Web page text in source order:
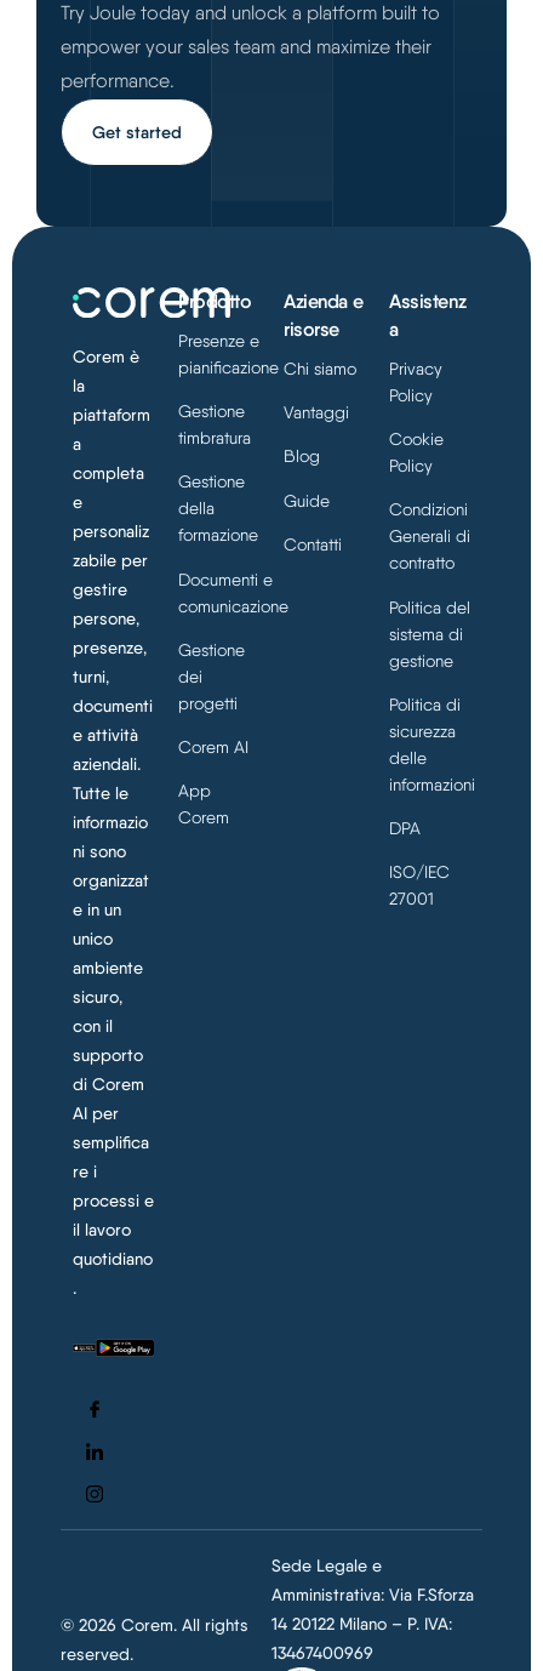
Try Joule today and unlock a platform built to
empower your sales team and maximize their
performance.
Get started
Corem è
la
piattaform
a
completa
e
personaliz
zabile per
gestire
persone,
presenze,
turni,
documenti
e attività
aziendali.
Tutte le
informazio
ni sono
organizzat
e in un
unico
ambiente
sicuro,
con il
supporto
di Corem
AI per
semplifica
re i
processi e
il lavoro
quotidiano
.
Prodotto
Presenze e
pianificazione
Gestione
timbratura
Gestione
della
formazione
Documenti e
comunicazione
Gestione
dei
progetti
Corem AI
App
Corem
Azienda e
risorse
Chi siamo
Vantaggi
Blog
Guide
Contatti
Assistenz
a
Privacy
Policy
Cookie
Policy
Condizioni
Generali di
contratto
Politica del
sistema di
gestione
Politica di
sicurezza
delle
informazioni
DPA
ISO/IEC
27001
© 2026 Corem. All rights
reserved.
Sede Legale e
Amministrativa: Via F.Sforza
14 20122 Milano – P. IVA:
13467400969